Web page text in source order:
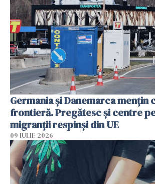
Germania și Danemarca mențin
frontieră. Pregătesc și centre
migranții respinși din UE
09 IULIE 2026